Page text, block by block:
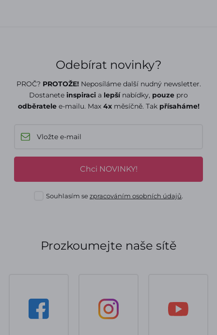
Odebírat novinky?
PROČ? PROTOŽE! Neposíláme další nudný newsletter.
Dostanete inspiraci a lepšínabídky, pouze pro
odběratelee-mailu. Max 4xměsíčně. Tak přísaháme!
Chci NOVINKY!
Souhlasím sezpracováním osobních údajů.
Prozkoumejte naše sítě